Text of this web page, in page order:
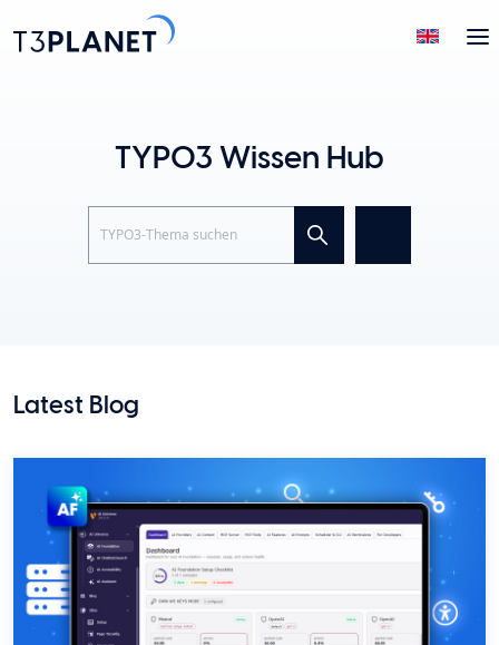
TYPO3 Wissen Hub
Search
Latest Blog